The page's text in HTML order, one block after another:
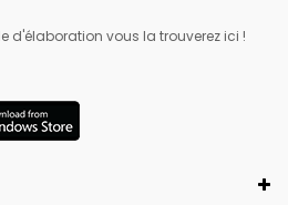
d'élaboration vous la trouverez ici !